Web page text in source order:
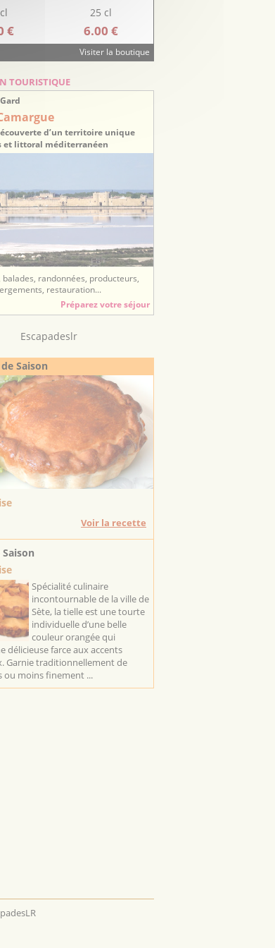
€
25 cl
6.00 €
Visiter la boutique
TOURISTIQUE
d’un territoire unique
et littoral méditerranéen
balades, randonnées, producteurs,
restauration...
Préparez votre séjour
Escapadeslr
Saison
Voir la recette
Spécialité culinaire
incontournable de la ville de
Sète, la tielle est une tourte
individuelle d’une belle
couleur orangée qui
délicieuse farce aux accents
Garnie traditionnellement de
ou moins finement ...